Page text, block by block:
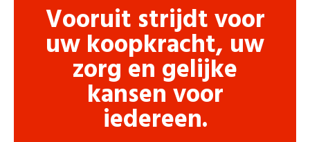
Vooruit strijdt voor
uw koopkracht, uw
zorg en gelijke
kansen voor
iedereen.